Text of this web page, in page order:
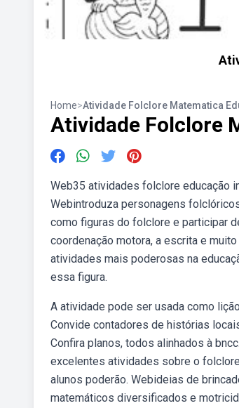
Home>Atividade Folclore Matematica
Atividade Folclore
Web35 atividades folclore educação
Webintroduza personagens
como figuras do folclore e participar
coordenação motora, a escrita e
atividades mais poderosas na
essa figura.
A atividade pode ser usada como
Convide contadores de histórias
Confira planos, todos alinhados à
excelentes atividades sobre o
alunos poderão. Webideias de
matemáticos diversificados e